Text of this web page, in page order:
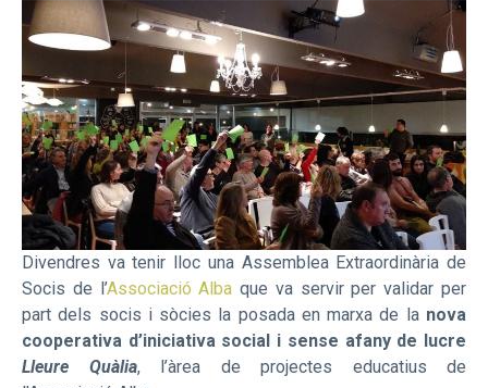
Divendres va tenir lloc una Assemblea Extraordinària de
Socis de l’Associació Albaque va servir per validar per
part dels socis i sòcies la posada en marxa de lanova
cooperativa d’iniciativa social i sense afany de lucre
Lleure Quàlia, l’àrea de projectes educatius de